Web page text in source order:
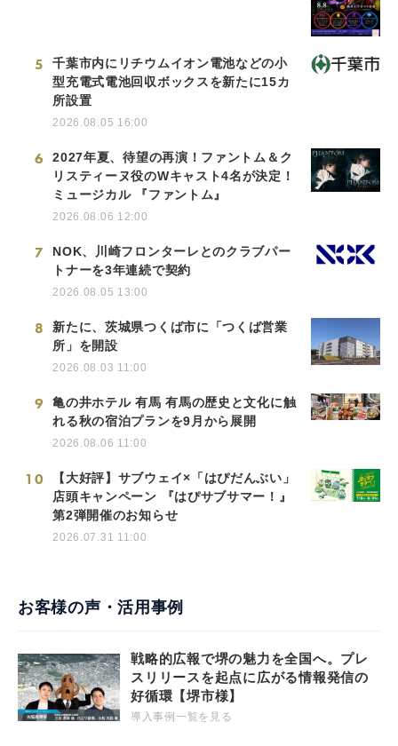
5
千葉市内にリチウムイオン電池などの小
型充電式電池回収ボックスを新たに15カ
所設置
2026.08.05 16:00
6
2027年夏、待望の再演！ファントム＆ク
リスティーヌ役のWキャスト4名が決定！
ミュージカル 『ファントム』
2026.08.06 12:00
7
NOK、川崎フロンターレとのクラブパー
トナーを3年連続で契約
2026.08.05 13:00
8
新たに、茨城県つくば市に「つくば営業
所」を開設
2026.08.03 11:00
9
亀の井ホテル 有馬 有馬の歴史と文化に触
れる秋の宿泊プランを9月から展開
2026.08.06 11:00
10
【大好評】サブウェイ×「はぴだんぶい」
店頭キャンペーン 『はぴサブサマー！』
第2弾開催のお知らせ
2026.07.31 11:00
お客様の声・活用事例
戦略的広報で堺の魅力を全国へ。プレ
スリリースを起点に広がる情報発信の
好循環【堺市様】
導入事例一覧を見る